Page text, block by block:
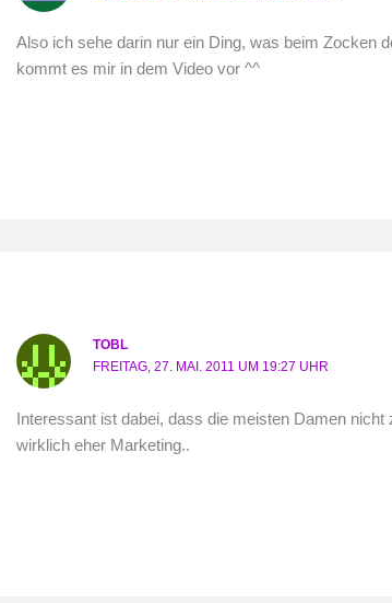
Also ich sehe darin nur ein Ding, was beim Zocken
kommt es mir in dem Video vor ^^
TOBL
FREITAG, 27. MAI. 2011 UM 19:27 UHR
Interessant ist dabei, dass die meisten Damen
wirklich eher Marketing..